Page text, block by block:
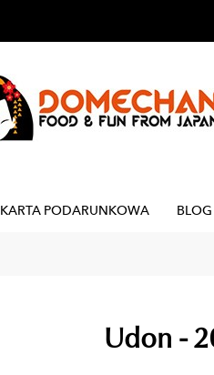
KARTA PODARUNKOWA BLOG
Udon -